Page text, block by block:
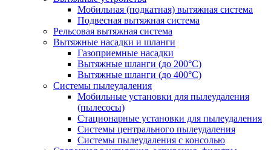
Мобильная (подкатная) вытяжная система
Подвесная вытяжная система
Рельсовая вытяжная система
Вытяжные насадки и шланги
Газоприемные насадки
Вытяжные шланги (до 200°C)
Вытяжные шланги (до 400°C)
Системы пылеудаления
Мобильные установки для пылеудаления
(пылесосы)
Стационарные установки для пылеудаления
Системы центрального пылеудаления
Системы пылеудаления с консолью